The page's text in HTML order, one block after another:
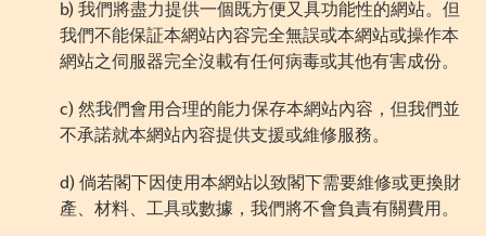
b) 我們將盡力提供一個既方便又具功能性的網站。但
我們不能保証本網站內容完全無誤或本網站或操作本
網站之伺服器完全沒載有任何病毒或其他有害成份。
c) 然我們會用合理的能力保存本網站內容，但我們並
不承諾就本網站內容提供支援或維修服務。
d) 倘若閣下因使用本網站以致閣下需要維修或更換財
產、材料、工具或數據 ，我們將不會負責有關費用。